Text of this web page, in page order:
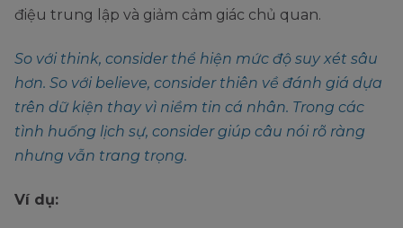
điệu trung lập và giảm cảm giác chủ quan.
So với think, consider thể hiện mức độ suy xét sâu
hơn. So với believe, consider thiên về đánh giá dựa
trên dữ kiện thay vì niềm tin cá nhân. Trong các
tình huống lịch sự, consider giúp câu nói rõ ràng
nhưng vẫn trang trọng.
Ví dụ: